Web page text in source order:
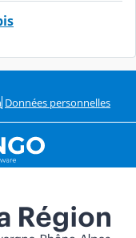
Données personnelles